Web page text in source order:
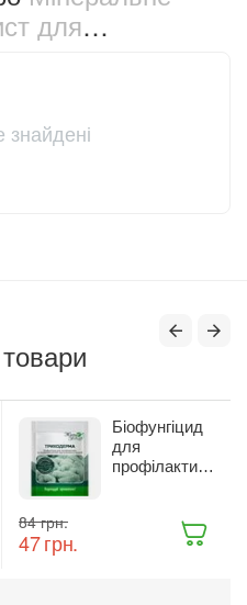
для
знайдені
Біофунгіцид
для
профілактики
Триходерма
‍84‍ грн.
‍47‍грн.